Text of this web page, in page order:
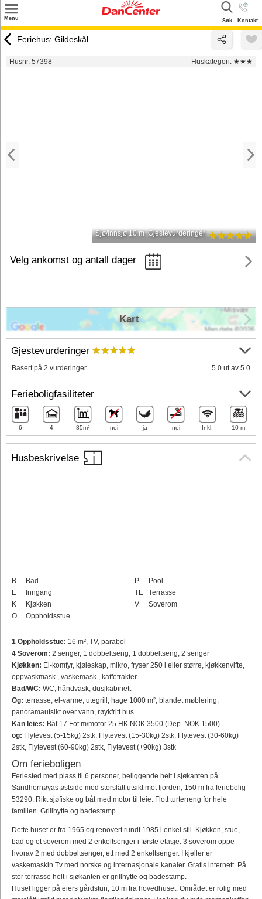
Menu Kontakt
Søk
Tilbud
Feriehus: Gildeskål
Husnr. 57398 Huskategori: ★★★
Sjø/innsjø 10 m Gjestevurderinger
Velg ankomst og antall dager
Husbeskrivelse
B
Bad
E
Inngang
K
Kjøkken
O
Oppholdsstue
P
Pool
TE
Terrasse
V
Soverom
1 Oppholdsstue: 16 m², TV, parabol
4 Soverom: 2 senger, 1 dobbeltseng, 1 dobbeltseng, 2 senger
Kjøkken: El-komfyr, kjøleskap, mikro, fryser 250 l eller større, kjøkkenvifte,
oppvaskmask., vaskemask., kaffetrakter
Bad/WC: WC, håndvask, dusjkabinett
Og: terrasse, el-varme, utegrill, hage 1000 m², blandet møblering,
panoramautsikt over vann, røykfritt hus
Kan leies: Båt 17 Fot m/motor 25 HK NOK 3500 (Dep. NOK 1500)
og: Flytevest (5-15kg) 2stk, Flytevest (15-30kg) 2stk, Flytevest (30-60kg)
2stk, Flytevest (60-90kg) 2stk, Flytevest (+90kg) 3stk
Om ferieboligen
Feriested med plass til 6 personer, beliggende helt i sjøkanten på
Sandhornøyas østside med storslått utsikt mot fjorden, 150 m fra feriebolig
53290. Rikt sjøfiske og båt med motor til leie. Flott turterreng for hele
familien. Grillhytte og badestamp.
Dette huset er fra 1965 og renovert rundt 1985 i enkel stil. Kjøkken, stue,
bad og et soverom med 2 enkeltsenger i første etasje. 3 soverom oppe
hvorav 2 med dobbeltsenger, ett med 2 enkeltsenger. I kjeller er
vaskemaskin.Tv med norske og internasjonale kanaler. Gratis internett. På
stor terrasse helt i sjøkanten er grillhytte og badestamp.
Huset ligger på eiers gårdstun, 10 m fra hovedhuset. Området er rolig med
Gjestevurderinger
Basert på 2 vurderinger 5.0 ut av 5.0
Ferieboligfasiliteter
6 4 85m² nei ja nei Inkl. 10 m
Kart